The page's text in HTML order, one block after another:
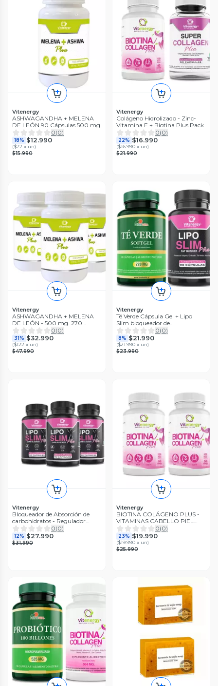
Vitenergy
ASHWAGANDHA + MELENA
DE LEÓN 90 Cápsulas 500 mg.
0(0)
18% $12.990
($72 x un)
$15.990
Vitenergy
Colágeno Hidrolizado - Zinc-
Vitamina E + Biotina Plus Pack
0(0)
22% $16.990
($16.990 x un)
$21.990
Vitenergy
ASHWAGANDHA + MELENA
DE LEÓN - 500 mg. 270
Cápsulas x3
0(0)
31% $32.990
($122 x un)
$47.990
Vitenergy
Té Verde Cápsula Gel + Lipo
Slim bloqueador de
carbohidratos 0(0)
8% $21.990
($21.990 x un)
$23.990
Vitenergy
Bloqueador de Absorción de
carbohidratos - Regulador
Tránsito - Lipo Slim Plus
Original- Pack x3
0(0)
12% $27.990
$31.990
Vitenergy
BIOTINA COLÁGENO PLUS -
VITAMINAS CABELLO PIEL
UÑAS - FÓRMULA 7
COMPONENTES - PACK x2
0(0)
23% $19.990
($19.990 x un)
$25.990